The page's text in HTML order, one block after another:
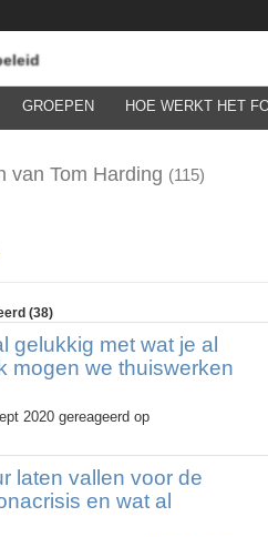
GROEPEN HOE WERKT HET
van Tom Harding (115)
(38)
gelukkig met wat je al
mogen we thuiswerken
2020 gereageerd op
laten vallen voor de
en wat al